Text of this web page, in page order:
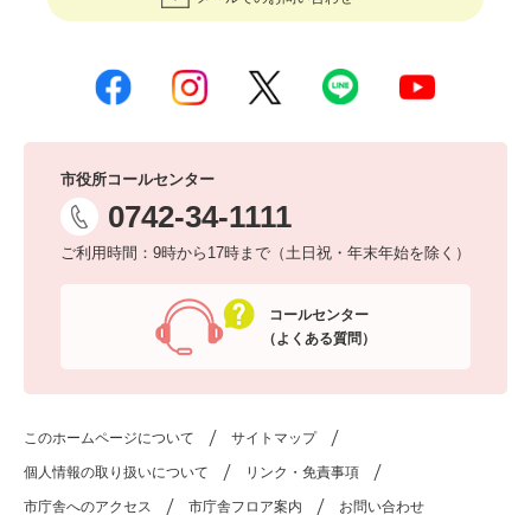
市役所コールセンター
0742-34-1111
ご利用時間：9時から17時まで（土日祝・年末年始を除く）
コールセンター
（よくある質問）
このホームページについて サイトマップ
個人情報の取り扱いについて リンク・免責事項
市庁舎へのアクセス 市庁舎フロア案内 お問い合わせ